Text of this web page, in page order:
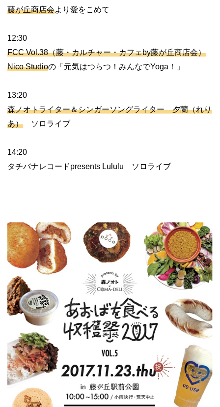
藤が丘商店会より愛をこめて
12:30
FCC Vol.38（藤・カルチャー・カフェby藤が丘商店会）
Nico Studioの「元気はつらつ！みんなでYoga！」
13:20
森ノオトライター＆シンガーソングライター 夕蘭（れり
あ） ソロライブ
14:20
タチバナレコードpresents Lululu ソロライブ